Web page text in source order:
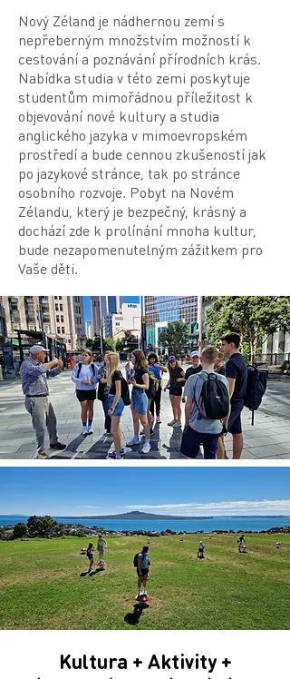
Nový Zéland je nádhernou zemí s
nepřeberným množstvím možností k
cestování a poznávání přírodních krás.
Nabídka studia v této zemi poskytuje
studentům mimořádnou příležitost k
objevování nové kultury a studia
anglického jazyka v mimoevropském
prostředí a bude cennou zkušeností jak
po jazykové stránce, tak po stránce
osobního rozvoje. Pobyt na Novém
Zélandu, který je bezpečný, krásný a
dochází zde k prolínání mnoha kultur,
bude nezapomenutelným zážitkem pro
Vaše děti.
Kultura + Aktivity +